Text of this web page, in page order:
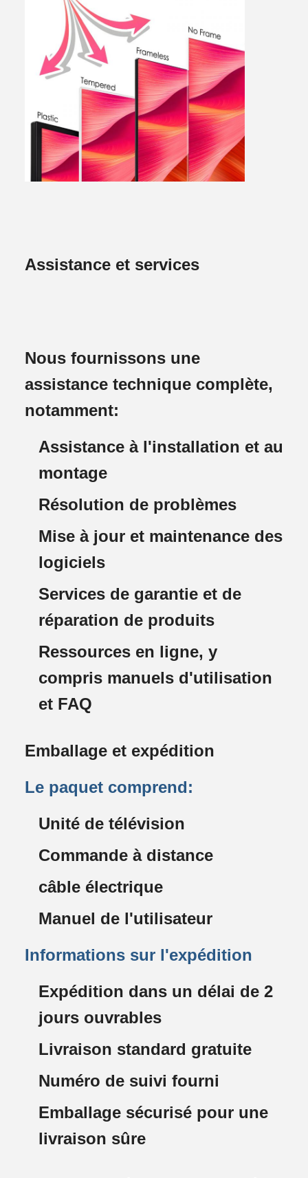
Assistance et services
Nous fournissons une
assistance technique complète,
notamment:
Assistance à l'installation et au
montage
Résolution de problèmes
Mise à jour et maintenance des
logiciels
Services de garantie et de
réparation de produits
Ressources en ligne, y
compris manuels d'utilisation
et FAQ
Emballage et expédition
Le paquet comprend:
Unité de télévision
Commande à distance
câble électrique
Manuel de l'utilisateur
Informations sur l'expédition
Expédition dans un délai de 2
jours ouvrables
Livraison standard gratuite
Numéro de suivi fourni
Emballage sécurisé pour une
livraison sûre